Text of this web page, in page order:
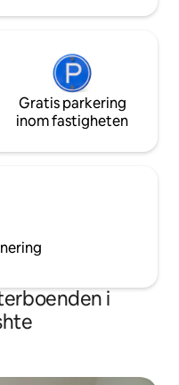
Gratis parkering
inom fastigheten
i